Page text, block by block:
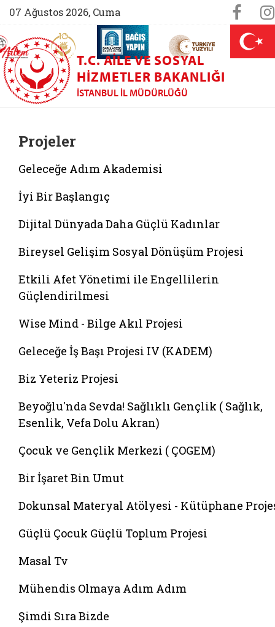
07 Ağustos 2026, Cuma
(yeni sekmede açılır)
AİLEM İletişim Merkezi (yeni sekmede açılır)
Aile ve Nüfus On Yılı (yeni sekmede açılır)
Darülaceze bağış sayfası (yeni
T.C. AILE VE SOSYAL
HIZMETLER BAKANLIĞI
İSTANBUL İL MÜDÜRLÜĞÜ
Projeler
Geleceğe Adım Akademisi
İyi Bir Başlangıç
Dijital Dünyada Daha Güçlü Kadınlar
Bireysel Gelişim Sosyal Dönüşüm Projesi
Etkili Afet Yönetimi ile Engellilerin
Güçlendirilmesi
Wise Mind - Bilge Akıl Projesi
Geleceğe İş Başı Projesi IV (KADEM)
Biz Yeteriz Projesi
Beyoğlu'nda Sevda! Sağlıklı Gençlik ( Sağlık,
Esenlik, Vefa Dolu Akran)
Çocuk ve Gençlik Merkezi ( ÇOGEM)
Bir İşaret Bin Umut
Dokunsal Materyal Atölyesi - Kütüphane
Güçlü Çocuk Güçlü Toplum Projesi
Masal Tv
Mühendis Olmaya Adım Adım
Şimdi Sıra Bizde